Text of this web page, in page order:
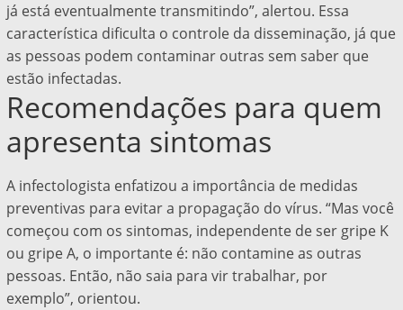
já está eventualmente transmitindo”, alertou. Essa
característica dificulta o controle da disseminação, já que
as pessoas podem contaminar outras sem saber que
estão infectadas.
Recomendações para quem
apresenta sintomas
A infectologista enfatizou a importância de medidas
preventivas para evitar a propagação do vírus. “Mas você
começou com os sintomas, independente de ser gripe K
ou gripe A, o importante é: não contamine as outras
pessoas. Então, não saia para vir trabalhar, por
exemplo”, orientou.